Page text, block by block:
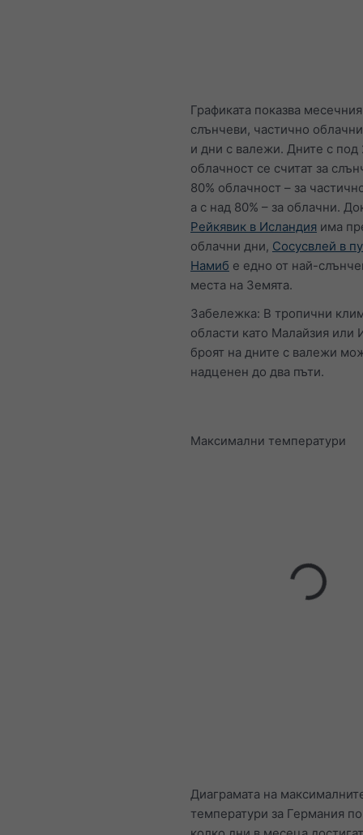
Графиката показва
слънчеви, частично
и дни с валежи. Дните с под
облачност се считат за
80% облачност – за
а с над 80% – за облачни.
Рейкявик в Исландия има
облачни дни, Сосусвлей в
Намиб е едно от най-
места на Земята.
Забележка: В тропични
области като Малайзия или
броят на дните с валежи
надценен до два пъти.
Максимални температури
Диаграмата на
температури за Германия